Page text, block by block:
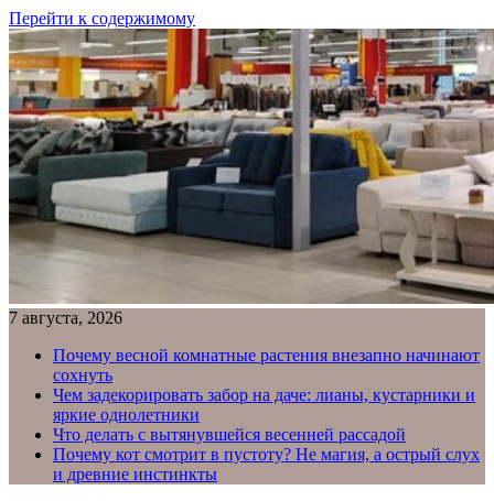
Перейти к содержимому
7 августа, 2026
Почему весной комнатные растения внезапно начинают
сохнуть
Чем задекорировать забор на даче: лианы, кустарники и
яркие однолетники
Что делать с вытянувшейся весенней рассадой
Почему кот смотрит в пустоту? Не магия, а острый слух
и древние инстинкты